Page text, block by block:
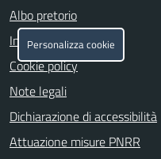
Albo pretorio
Informativa privacy
Cookie policy
Note legali
Dichiarazione di accessibilità
Attuazione misure PNRR
Personalizza cookie